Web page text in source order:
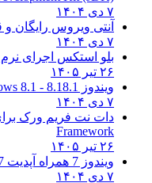
۷ دی ۱۴۰۴
آنتی ویروس رایگان و
۷ دی ۱۴۰۴
بلو استکس اجرای نرم
۲۶ تیر ۱۴۰۵
ویندوز 8.1
8.1 - Microsoft Windows 8.1
۷ دی ۱۴۰۴
دات نت فریم ورک
Framework
۲۶ تیر ۱۴۰۵
ویندوز 7 همراه آپدیت 7 SP1
۷ دی ۱۴۰۴